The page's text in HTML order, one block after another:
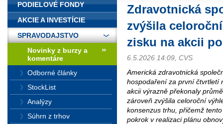
Zdravotnická
zvýšila
zisku na akcii
6.5.2026 14:09, CVS
Americká zdravotnická
hospodaření za první čtvrtletí
akcii výrazně překonaly
zároveň zvýšila celoroční
konsenzus trhu, přičemž
pokrok v realizaci plánu
PODIELOVÉ FONDY
AKCIE A INVESTÍCIE
SPRAVODAJSTVO
Novinky z burzy a
komentáre
Odborné články
StockList
Analýzy
Súhrn z trhov